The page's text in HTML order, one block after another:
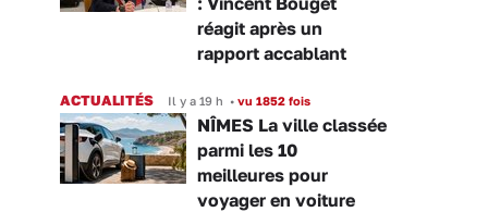
réagit après un
rapport accablant
ACTUALITÉS Il y a 19 h • vu 1852 fois
NÎMES La ville classée
parmi les 10
meilleures pour
voyager en voiture